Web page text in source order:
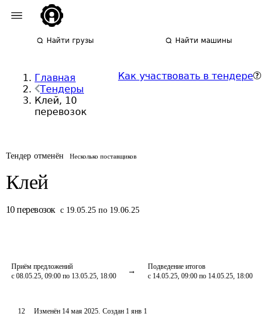
Найти грузы Найти машины
Главная
Тендеры
Клей, 10
перевозок
Как участвовать в тендере
Тендер отменён Несколько поставщиков
Клей
10 перевозок с 19.05.25 по 19.06.25
Приём предложений
с 08.05.25, 09:00 по 13.05.25, 18:00
Подведение итогов
с 14.05.25, 09:00 по 14.05.25, 18:00
12 Изменён 14 мая 2025. Создан 1 янв 1